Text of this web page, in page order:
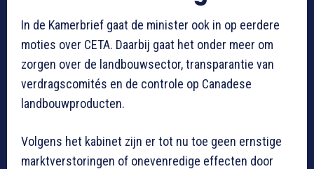
In de Kamerbrief gaat de minister ook in op eerdere
moties over CETA. Daarbij gaat het onder meer om
zorgen over de landbouwsector, transparantie van
verdragscomités en de controle op Canadese
landbouwproducten.
Volgens het kabinet zijn er tot nu toe geen ernstige
marktverstoringen of onevenredige effecten door